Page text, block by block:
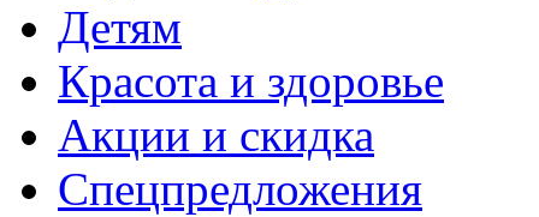
Детям
Красота и здоровье
Акции и скидка
Спецпредложения